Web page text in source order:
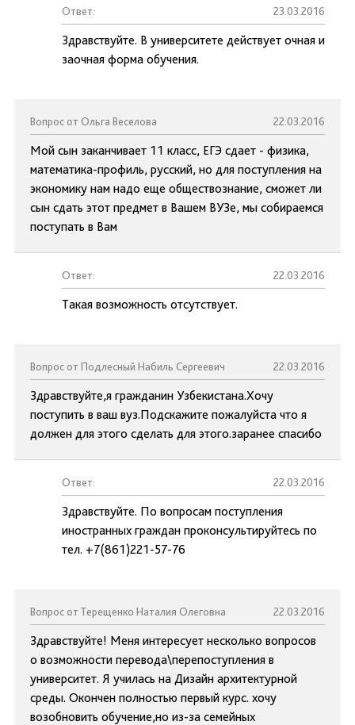
Ответ: 23.03.2016
Здравствуйте. В университете действует очная и
заочная форма обучения.
Вопрос от Ольга Веселова 22.03.2016
Мой сын заканчивает 11 класс, ЕГЭ сдает - физика,
математика-профиль, русский, но для поступления на
экономику нам надо еще обществознание, сможет ли
сын сдать этот предмет в Вашем ВУЗе, мы собираемся
поступать в Вам
Ответ: 22.03.2016
Такая возможность отсутствует.
Вопрос от Подлесный Набиль Сергеевич 22.03.2016
Здравствуйте,я гражданин Узбекистана.Хочу
поступить в ваш вуз.Подскажите пожалуйста что я
должен для этого сделать для этого.заранее спасибо
Ответ: 22.03.2016
Здравствуйте. По вопросам поступления
иностранных граждан проконсультируйтесь по
тел. +7(861)221-57-76
Вопрос от Терещенко Наталия Олеговна 22.03.2016
Здравствуйте! Меня интересует несколько вопросов
о возможности перевода\перепоступления в
университет. Я училась на Дизайн архитектурной
среды. Окончен полностью первый курс. хочу
возобновить обучение,но из-за семейных